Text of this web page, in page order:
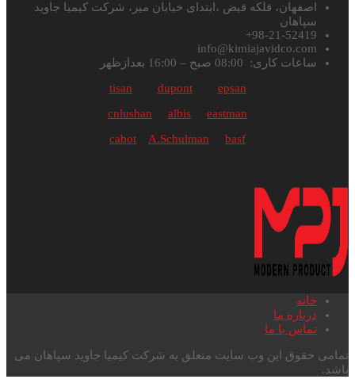
اصفهان، فلکه فیض ،ابتدای خیابان میر، شرکت کیمیا جاوید
سپاهان
98-21-52419+
info@kimiajavidco.com
ساعات کاری: 08:00 صبح – 16:00 بعدازظهر
tisan
dupont
epsan
cnlushan
albis
eastman
cabot
A.Schulman basf
خانه
درباره ما
تماس با ما
تمامی حقوق این وب سایت متعلق به شرکت کیمیا جاوید سپاهان می
باشد.